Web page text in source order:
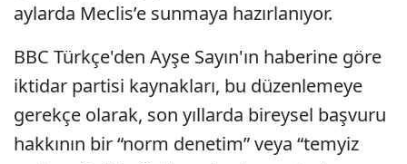
aylarda Meclis’e sunmaya hazırlanıyor.
BBC Türkçe'den Ayşe Sayın'ın haberine göre
iktidar partisi kaynakları, bu düzenlemeye
gerekçe olarak, son yıllarda bireysel başvuru
hakkının bir “norm denetim” veya “temyiz